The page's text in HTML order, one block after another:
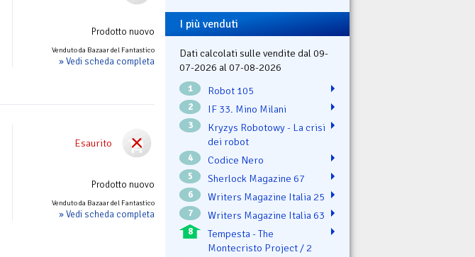
Prodotto nuovo
Venduto da Bazaar del Fantastico
» Vedi scheda completa
Esaurito
Prodotto nuovo
Venduto da Bazaar del Fantastico
» Vedi scheda completa
I più venduti
Dati calcolati sulle vendite dal 09-
07-2026 al 07-08-2026
1 Robot 105
2 IF 33. Mino Milani
3
Kryzys Robotowy - La crisi
dei robot
4 Codice Nero
5 Sherlock Magazine 67
6 Writers Magazine Italia 25
7 Writers Magazine Italia 63
8
Tempesta - The
Montecristo Project / 2